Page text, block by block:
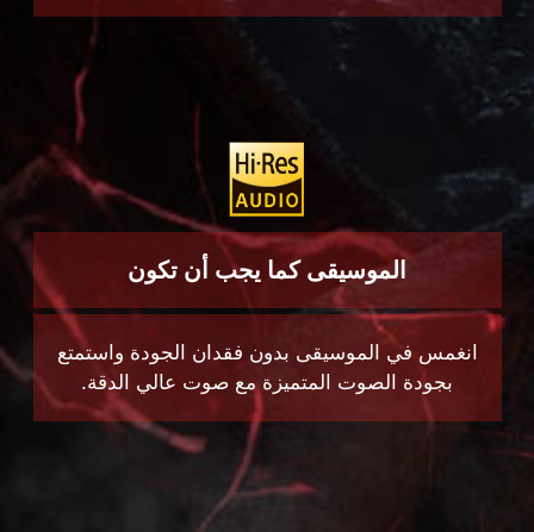
الموسيقى كما يجب أن تكون
انغمس في الموسيقى بدون فقدان الجودة واستمتع
بجودة الصوت المتميزة مع صوت عالي الدقة.